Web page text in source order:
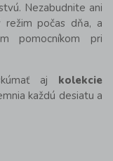
Nezabudnite ani
počas dňa, a
pomocníkom pri
aj kolekcie
každú desiatu a